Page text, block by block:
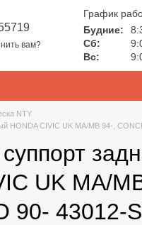
вам?
График
Будние:
Сб:
Вс:
NTY
HONDA CIVIC UK MA/MB 94-,
UK MA/
90- 43012-